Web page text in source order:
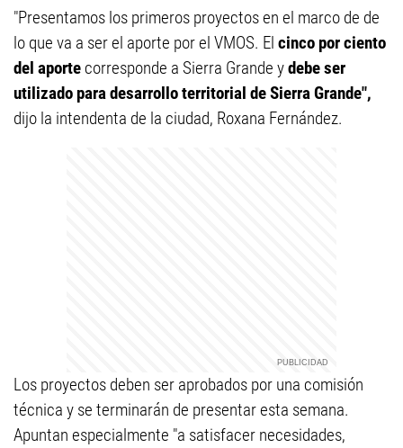
"Presentamos los primeros proyectos en el marco de de
lo que va a ser el aporte por el VMOS. El cinco por ciento
del aporte corresponde a Sierra Grande ydebe ser
utilizado para desarrollo territorial de Sierra Grande",
dijo la intendenta de la ciudad, Roxana Fernández.
Los proyectos deben ser aprobados por una comisión
técnica y se terminarán de presentar esta semana.
Apuntan especialmente "a satisfacer necesidades,